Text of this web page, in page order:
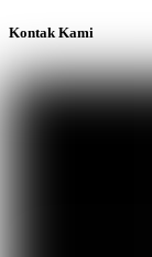
Kontak Kami